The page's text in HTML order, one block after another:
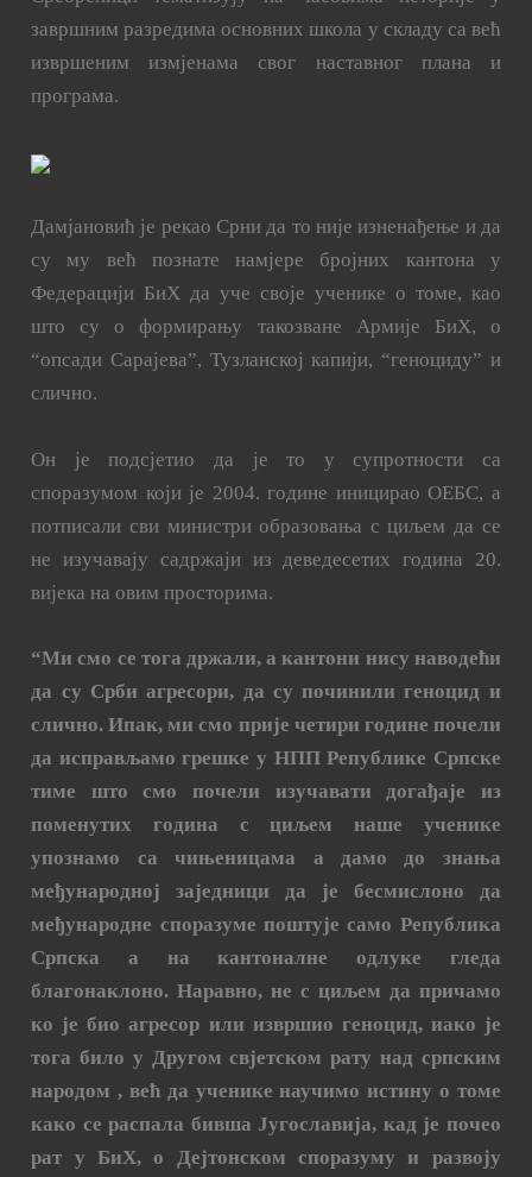
завршним разредима основних школа у складу са већ
извршеним измјенама свог наставног плана и
програма.
Дамјановић је рекао Срни да то није изненађење и да
су му већ познате намјере бројних кантона у
Федерацији БиХ да уче своје ученике о томе, као
што су о формирању такозване Армије БиХ, о
“опсади Сарајева”, Тузланској капији, “геноциду” и
слично.
Он је подсјетио да је то у супротности са
споразумом који је 2004. године иницирао ОЕБС, а
потписали сви министри образовања с циљем да се
не изучавају садржаји из деведесетих година 20.
вијека на овим просторима.
“Ми смо се тога држали, а кантони нису наводећи
да су Срби агресори, да су починили геноцид и
слично. Ипак, ми смо прије четири године почели
да исправљамо грешке у НПП Републике Српске
тиме што смо почели изучавати догађаје из
поменутих година с циљем наше ученике
упознамо са чињеницама а дамо до знања
међународној заједници да је бесмислоно да
међународне споразуме поштује само Република
Српска а на кантоналне одлуке гледа
благонаклоно. Наравно, не с циљем да причамо
ко је био агресор или извршио геноцид, иако је
тога било у Другом свјетском рату над српским
народом , већ да ученике научимо истину о томе
како се распала бивша Југославија, кад је почео
рат у БиХ, о Дејтонском споразуму и развоју